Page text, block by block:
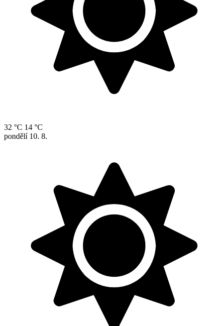
32 °C 14 °C
pondělí 10. 8.